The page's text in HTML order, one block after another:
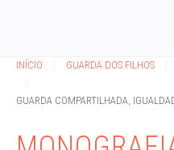
INÍCIO GUARDA DOS FILHOS
GUARDA COMPARTILHADA,